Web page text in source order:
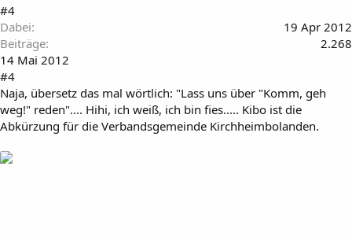
#4
Dabei
19 Apr 2012
Beiträge
2.268
14 Mai 2012
#4
Naja, übersetz das mal wörtlich: "Lass uns über "Komm, geh
weg!" reden".... Hihi, ich weiß, ich bin fies..... Kibo ist die
Abkürzung für die Verbandsgemeinde Kirchheimbolanden.